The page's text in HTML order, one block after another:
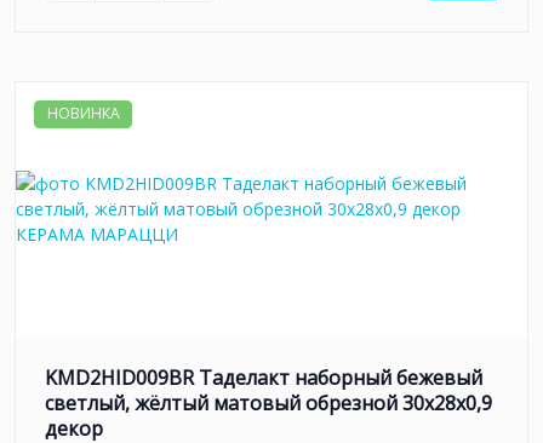
НОВИНКА
KMD2HID009BR Таделакт наборный бежевый
светлый, жёлтый матовый обрезной 30x28x0,9
декор